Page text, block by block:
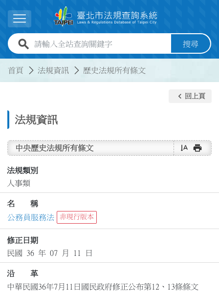
展開選單
全站查詢關鍵字欄位 搜尋
首頁 法規資訊 歷史法規所有條文
法規資訊
keyboard_arrow_left 回上頁
中央歷史法規所有條文 text_rotate_vertical print
法規類別
人事類
名 稱
公務員服務法
非現行版本
修正日期
民國 36 年 07 月 11 日
沿 革
中華民國36年7月11日國民政府修正公布第12、13條條文